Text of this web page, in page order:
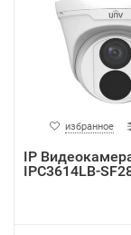
избранное
IP
IPC3614LB-